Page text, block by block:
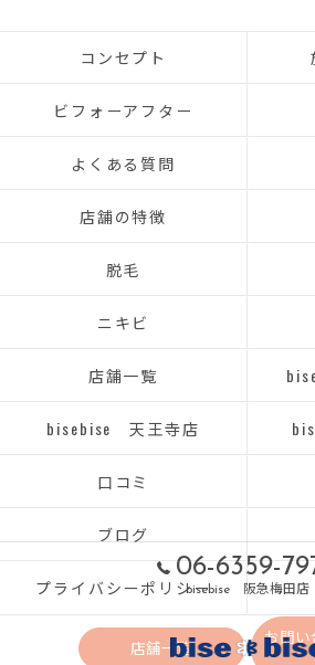
06-6359-
bisebise 阪急梅田店
店舗一覧
お問い
コンセプト
ビフォーアフター
よくある質問
店舗の特徴
脱毛
ニキビ
店舗一覧
bisebise 天王寺店
口コミ
ブログ
プライバシーポリシー